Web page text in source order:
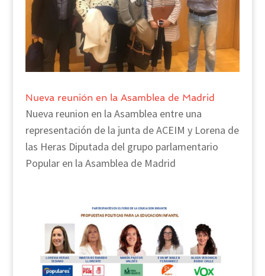
Nueva reunión en la Asamblea de Madrid
Nueva reunion en la Asamblea entre una
representación de la junta de ACEIM y Lorena de
las Heras Diputada del grupo parlamentario
Popular en la Asamblea de Madrid